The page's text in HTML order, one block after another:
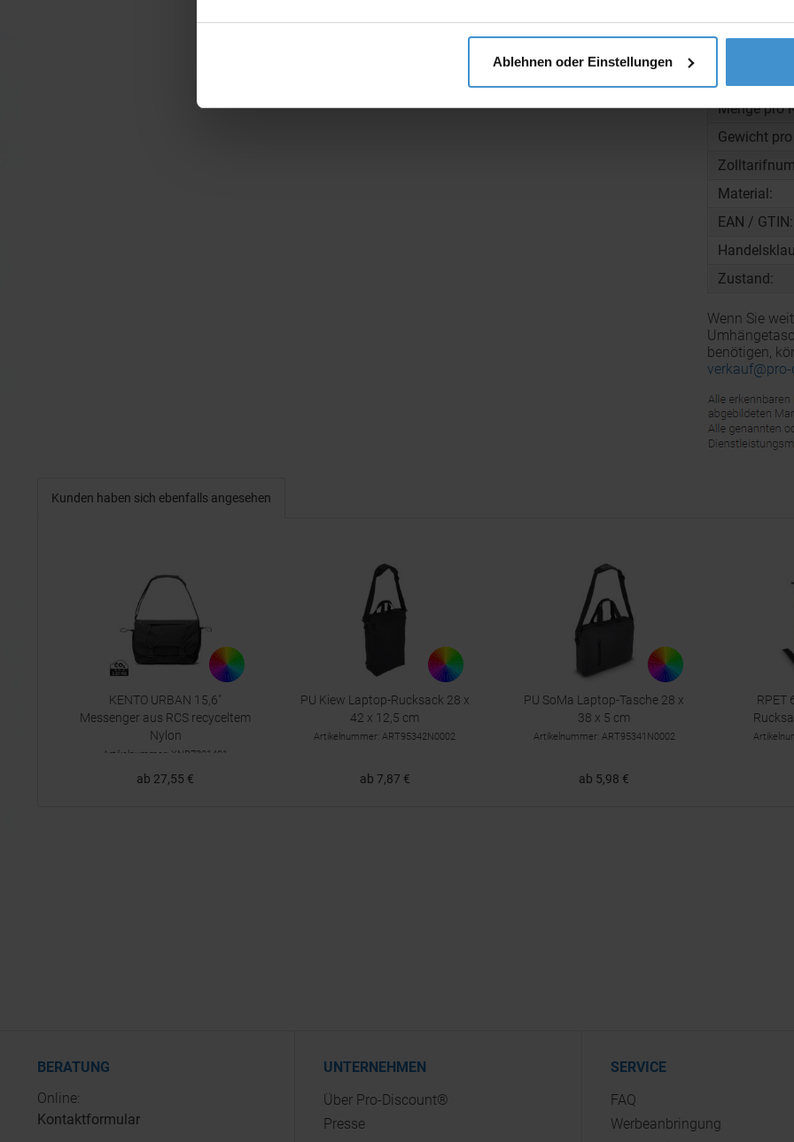
Ablehnen oder Einstellungen
Menge pro
Gewicht
Material:
EAN / GTIN:
Zustand:
Wenn Sie
benötigen,
Kunden haben sich ebenfalls angesehen
KENTO URBAN 15,6"
Messenger aus RCS recyceltem
Nylon
Artikelnummer: XND7321401
ab 27,55 €
PU Kiew Laptop-Rucksack 28 x
42 x 12,5 cm
Artikelnummer: ART95342N0002
ab 7,87 €
PU SoMa Laptop-Tasche 28 x
38 x 5 cm
Artikelnummer: ART95341N0002
ab 5,98 €
RPET
BERATUNG
Online:
Kontaktformular
UNTERNEHMEN
Über Pro-Discount®
Presse
SERVICE
FAQ
Werbeanbringung